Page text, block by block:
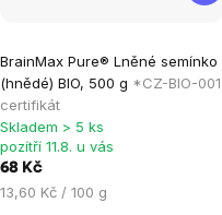
BrainMax Pure® Lněné semínko
(hnědé) BIO, 500 g *CZ-BIO-001
certifikát
hodnocení
produktu
je
0,0
z
5
Skladem > 5 ks
pozítří 11.8. u vás
68 Kč
Měrná
13,60 Kč / 100 g